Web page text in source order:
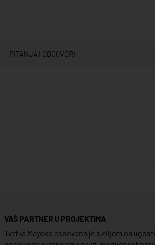
PITANJA I ODGOVORI
VAŠ PARTNER U PROJEKTIMA
Tvrtka Mayoko osnovana je s ciljem da